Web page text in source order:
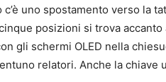
c’è uno spostamento verso la
posizioni si trova
gli schermi OLED nella
relatori. Anche la chiave